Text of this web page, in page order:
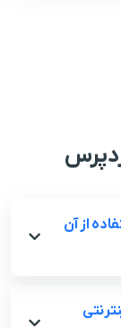
از آن